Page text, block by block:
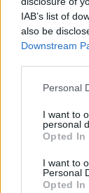
IAB’s list of
also be
Downstream
Personal
I want to
personal
Opted In
I want to
Personal
Opted In
Cookie-
Székely